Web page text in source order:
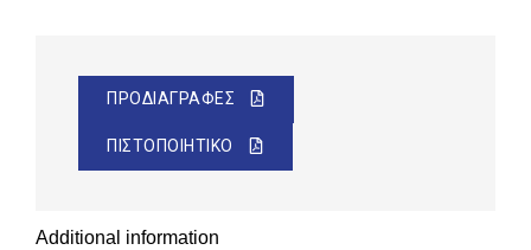
ΠΡΟΔΙΑΓΡΑΦΕΣ
ΠΙΣΤΟΠΟΙΗΤΙΚΟ
Additional information